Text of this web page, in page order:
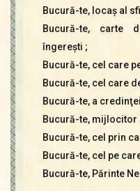
Bucură-te, locaş al
Bucură-te, carte
îngereşti ;
Bucură-te, cel care
Bucură-te, cel care
Bucură-te, a
Bucură-te, mijlocitor
Bucură-te, cel prin
Bucură-te, cel pe
Bucură-te, Părinte